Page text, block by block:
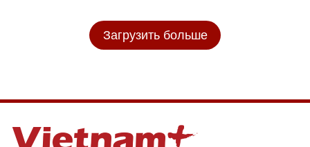
Загрузить больше